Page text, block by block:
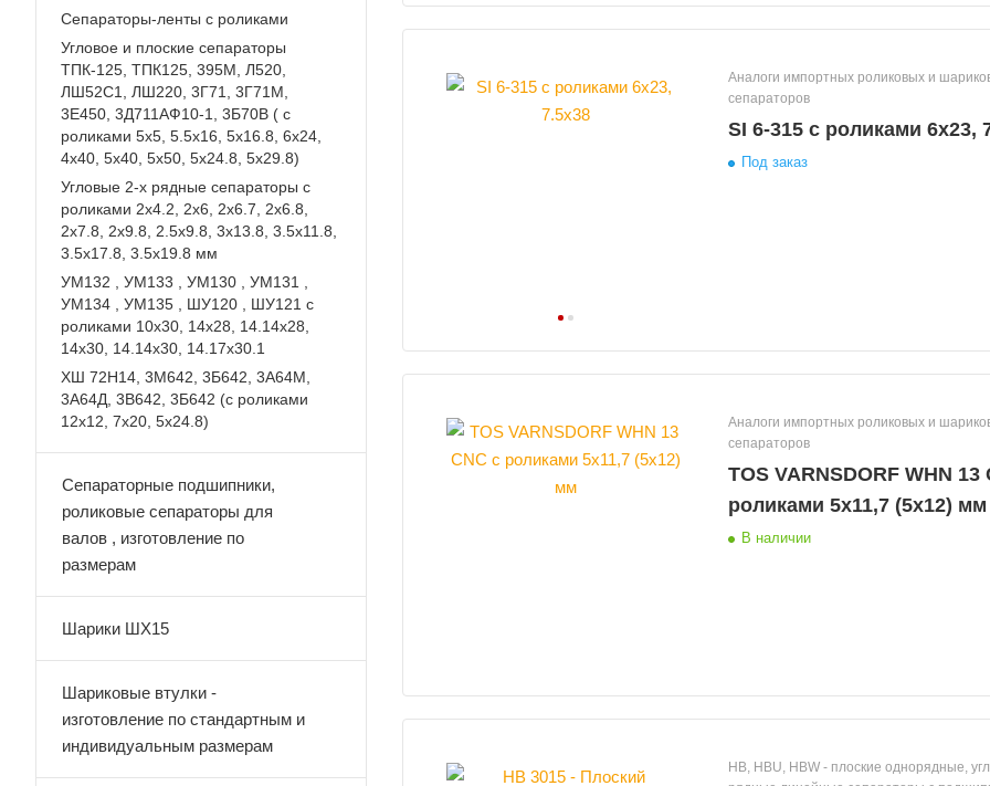
Аналоги импортных роликовых и шариковых
сепараторов
SI 6-315 с роликами 6х23,
Под заказ
Аналоги импортных роликовых и шариковых
сепараторов
TOS VARNSDORF WHN 13
роликами 5х11,7 (5х12) мм
В наличии
HB, HBU, HBW - плоские однорядные,
Сепараторы-ленты с роликами
Угловое и плоские сепараторы
ТПК-125, ТПК125, 395М, Л520,
ЛШ52С1, ЛШ220, 3Г71, 3Г71М,
3Е450, 3Д711АФ10-1, 3Б70В ( с
роликами 5х5, 5.5х16, 5х16.8, 6х24,
4х40, 5х40, 5х50, 5х24.8, 5х29.8)
Угловые 2-х рядные сепараторы с
роликами 2х4.2, 2х6, 2х6.7, 2х6.8,
2х7.8, 2х9.8, 2.5х9.8, 3х13.8, 3.5х11.8,
3.5х17.8, 3.5х19.8 мм
УМ132 , УМ133 , УМ130 , УМ131 ,
УМ134 , УМ135 , ШУ120 , ШУ121 с
роликами 10х30, 14х28, 14.14х28,
14х30, 14.14х30, 14.17х30.1
ХШ 72Н14, 3М642, 3Б642, 3А64М,
3А64Д, 3В642, 3Б642 (с роликами
12х12, 7х20, 5х24.8)
Сепараторные подшипники,
роликовые сепараторы для
валов , изготовление по
размерам
Шарики ШХ15
Шариковые втулки -
изготовление по стандартным и
индивидуальным размерам